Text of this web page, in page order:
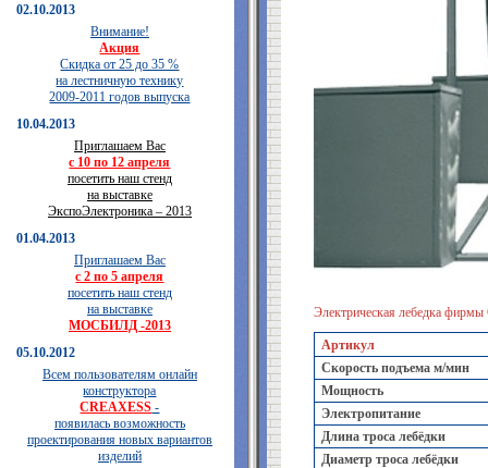
02.10.2013
Внимание!
Акция
Скидка от 25 до 35 %
на лестничную технику
2009-2011 годов выпуска
10.04.2013
Приглашаем Вас
с 10 по 12 апреля
посетить наш стенд
на выставке
ЭкспоЭлектроника – 2013
01.04.2013
Приглашаем Вас
с 2 по 5 апреля
посетить наш стенд
на выставке
МОСБИЛД -2013
05.10.2012
Всем пользователям онлайн
конструктора
CREAXESS -
появилась возможность
проектирования новых вариантов
изделий
Электрическая лебедка
Артикул
Скорость подъема м/мин
Мощность
Электропитание
Длина троса лебёдки
Диаметр троса лебёдки